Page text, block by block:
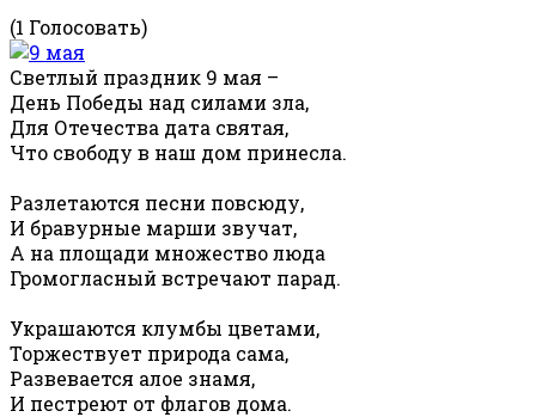
(1 Голосовать)
Светлый праздник 9 мая –
День Победы над силами зла,
Для Отечества дата святая,
Что свободу в наш дом принесла.
Разлетаются песни повсюду,
И бравурные марши звучат,
А на площади множество люда
Громогласный встречают парад.
Украшаются клумбы цветами,
Торжествует природа сама,
Развевается алое знамя,
И пестреют от флагов дома.